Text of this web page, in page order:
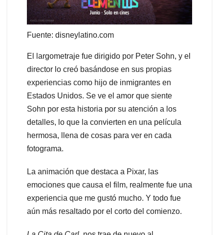
Fuente: disneylatino.com
El largometraje fue dirigido por Peter Sohn, y el
director lo creó basándose en sus propias
experiencias como hijo de inmigrantes en
Estados Unidos. Se ve el amor que siente
Sohn por esta historia por su atención a los
detalles, lo que la convierten en una película
hermosa, llena de cosas para ver en cada
fotograma.
La animación que destaca a Pixar, las
emociones que causa el film, realmente fue una
experiencia que me gustó mucho. Y todo fue
aún más resaltado por el corto del comienzo.